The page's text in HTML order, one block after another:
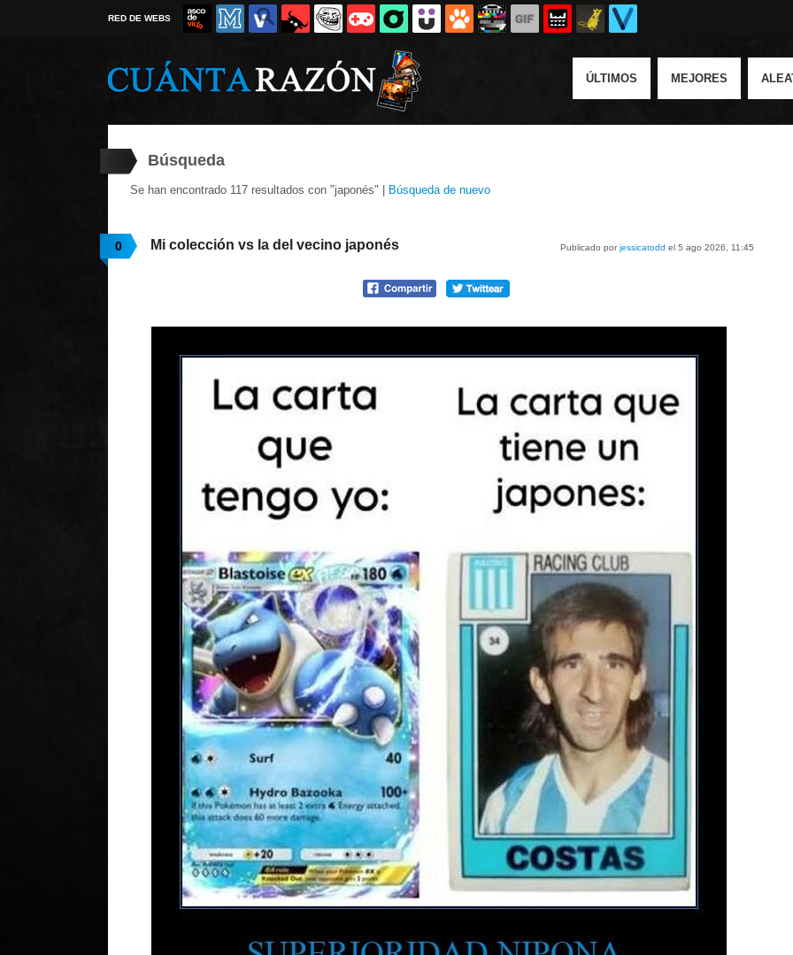
RED DE WEBS
ÚLTIMOS MEJORES
Búsqueda
Se han encontrado 117 resultados con "japonés" | Búsqueda de nuevo
0 Publicado porjessicatodd el 5 ago 2026, 11:45
Mi colección vs la del vecino japonés